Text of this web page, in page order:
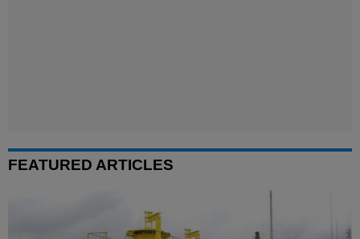
FEATURED ARTICLES